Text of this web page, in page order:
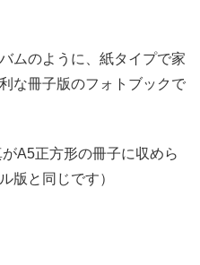
ムのように、紙タイプで家
な冊子版のフォトブックで
A5正方形の冊子に収めら
版と同じです）